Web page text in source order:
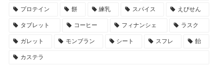
プロテイン 餅 練乳 スパイス えびせん
タブレット コーヒー フィナンシェ ラスク
ガレット モンブラン シート スフレ 飴
カステラ